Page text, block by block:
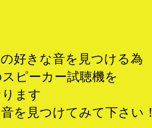
好きな音を見つける為
ピーカー試聴機を
ます
を見つけてみて下さい！